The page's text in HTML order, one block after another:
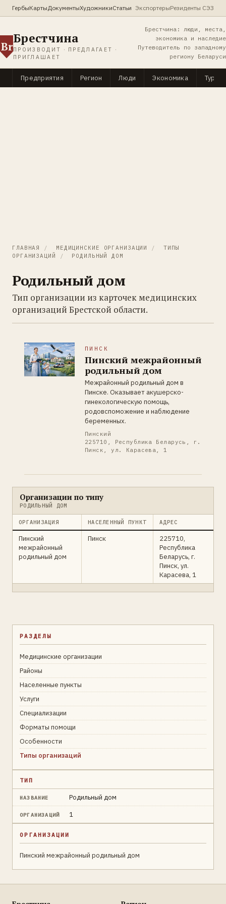
ГербыКартыДокументыХудожникиСтатьи ЭкспортерыРезиденты СЭЗ
Br
Брестчина
ПРОИЗВОДИТ · ПРЕДЛАГАЕТ ·
ПРИГЛАШАЕТ
Брестчина: люди, места,
экономика и наследие
Путеводитель по западному
региону Беларуси
Предприятия Регион Люди Экономика
ГЛАВНАЯ / МЕДИЦИНСКИЕ ОРГАНИЗАЦИИ /
ТИПЫ
ОРГАНИЗАЦИЙ
/ РОДИЛЬНЫЙ ДОМ
Родильный дом
Тип организации из карточек медицинских
организаций Брестской области.
ПИНСК
Пинский межрайонный
родильный дом
Межрайонный родильный дом в
Пинске. Оказывает акушерско-
гинекологическую помощь,
родовспоможение и наблюдение
беременных.
Пинский
225710, Республика Беларусь, г.
Пинск, ул. Карасева, 1
Организации по типу
РОДИЛЬНЫЙ ДОМ
ОРГАНИЗАЦИЯ НАСЕЛЕННЫЙ ПУНКТ АДРЕС
Пинский
межрайонный
родильный дом
Пинск
225710,
Республика
Беларусь, г.
Пинск, ул.
Карасева, 1
РАЗДЕЛЫ
Медицинские организации
Районы
Населенные пункты
Услуги
Специализации
Форматы помощи
Особенности
Типы организаций
ТИП
НАЗВАНИЕ Родильный дом
ОРГАНИЗАЦИЙ 1
ОРГАНИЗАЦИИ
Пинский межрайонный родильный дом